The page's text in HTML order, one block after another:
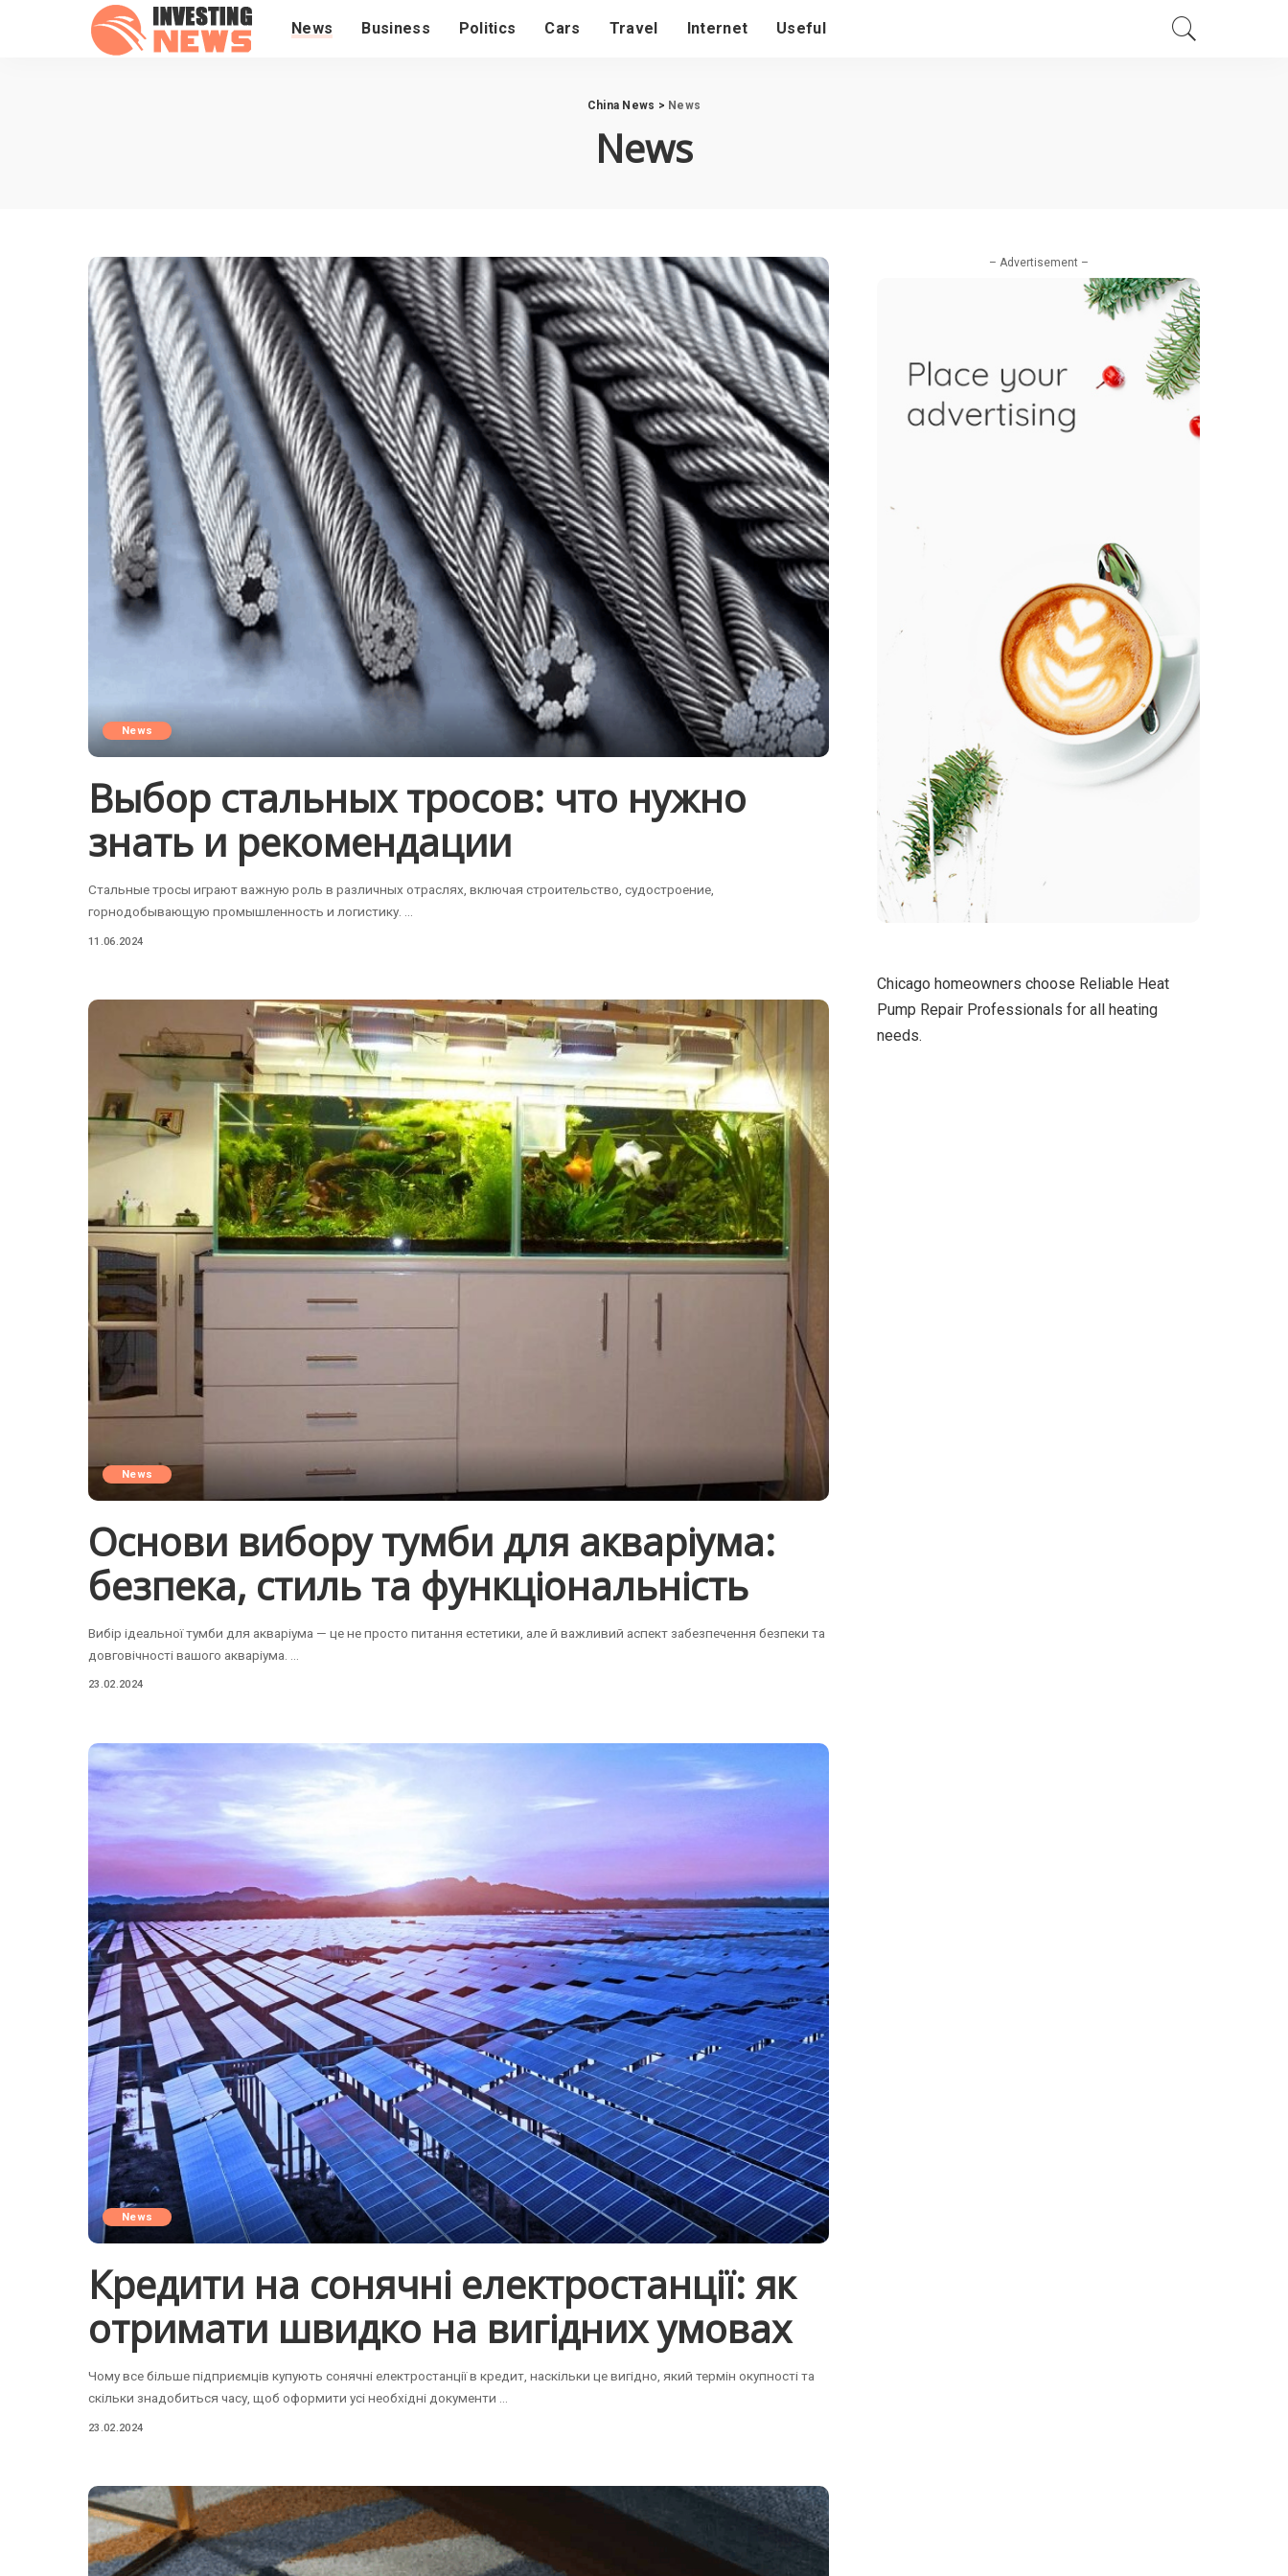
News Business Politics Cars Travel Internet Useful
China News > News
News
News
Выбор стальных тросов: что нужно
знать и рекомендации
Стальные тросы играют важную роль в различных отраслях, включая строительство, судостроение,
горнодобывающую промышленность и логистику. ...
11.06.2024
News
Основи вибору тумби для акваріума:
безпека, стиль та функціональність
Вибір ідеальної тумби для акваріума — це не просто питання естетики, але й важливий аспект забезпечення безпеки та
довговічності вашого акваріума.
23.02.2024
News
Кредити на сонячні електростанції: як
отримати швидко на вигідних умовах
Чому все більше підприємців купують сонячні електростанції в кредит, наскільки це вигідно, який термін окупності та
скільки знадобиться часу, щоб оформити усі необхідні документи ...
23.02.2024
– Advertisement –
Chicago homeowners choose Reliable Heat
Pump Repair Professionals for all heating
needs.